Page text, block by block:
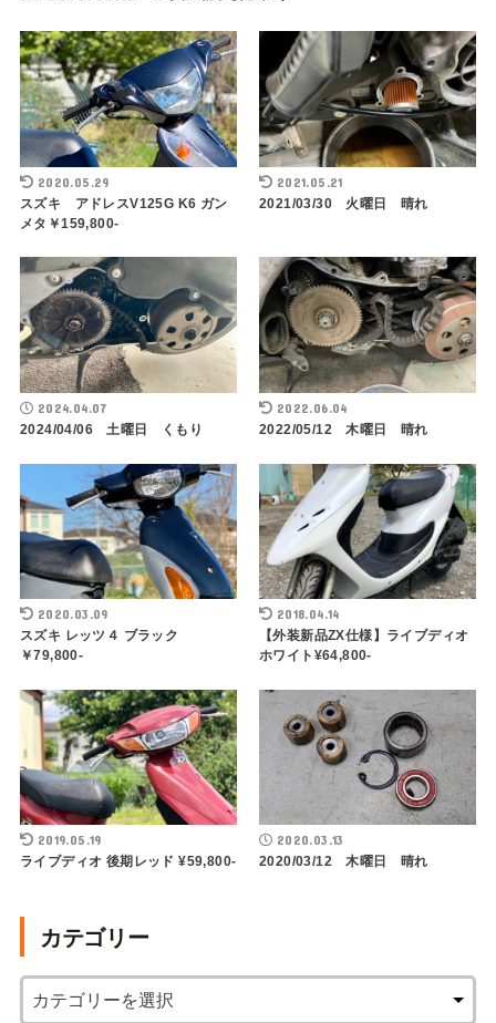
2020.05.29
スズキ アドレスV125G K6 ガン
メタ￥159,800-
2021.05.21
2021/03/30 火曜日 晴れ
2024.04.07
2024/04/06 土曜日 くもり
2022.06.04
2022/05/12 木曜日 晴れ
2020.03.09
スズキ レッツ４ ブラック
￥79,800-
2018.04.14
【外装新品ZX仕様】ライブディオ
ホワイト¥64,800-
2019.05.19
ライブディオ 後期レッド ¥59,800-
2020.03.13
2020/03/12 木曜日 晴れ
カテゴリー